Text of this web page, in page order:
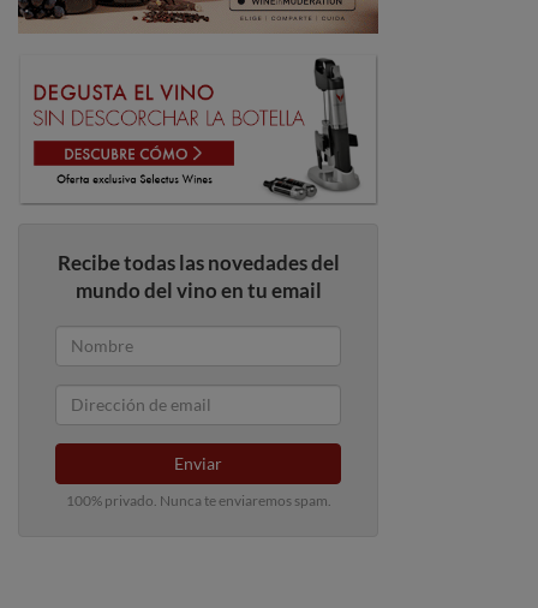
Recibe todas las novedades del
mundo del vino en tu email
Enviar
100% privado. Nunca te enviaremos spam.